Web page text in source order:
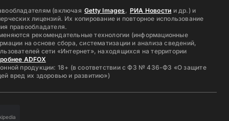
(включая Getty Images , РИА Новости и др.) и
лицензий. Их копирование и повторное использование
правообладателя.
рекомендательные технологии (информационные
на основе сбора, систематизации и анализа сведений,
сети «Интернет», находящихся на территории
ADFOX
продукции: 18+ (в соответствии с ФЗ № 436-ФЗ «О защите
вред их здоровью и развитию»)